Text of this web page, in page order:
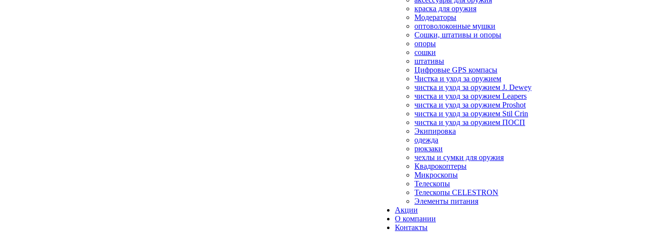
краска для оружия
Модераторы
оптоволоконные мушки
Сошки, штативы и опоры
опоры
сошки
штативы
Цифровые GPS компасы
Чистка и уход за оружием
чистка и уход за оружием J. Dewey
чистка и уход за оружием Leapers
чистка и уход за оружием Proshot
чистка и уход за оружием Stil Crin
чистка и уход за оружием ПОСП
Экипировка
одежда
рюкзаки
чехлы и сумки для оружия
Квадрокоптеры
Микроскопы
Телескопы
Телескопы CELESTRON
Элементы питания
Акции
О компании
Контакты